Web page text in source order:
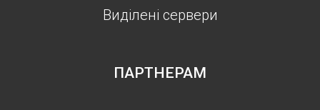
Виділені сервери
ПАРТНЕРАМ